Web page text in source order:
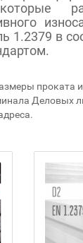
которые
1.2379 в
проката
Деловых